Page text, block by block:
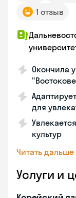
1 отзыв
Окончила
для
культур
Читать дальше
Услуги и